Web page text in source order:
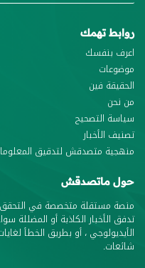
روابط تهمك
اعرف بنفسك
موضوعات
الحقيقة فين
من نحن
سياسة التصحيح
تصنيف الأخبار
منهجية متصدقش لتدقيق
حول ماتصدقش
منصة مستقلة متخصصة في التحقق
تدفق الأخبار الكاذبة أو المضللة
الأيديولوجي ، أو بطريق الخطأ
شائعات.